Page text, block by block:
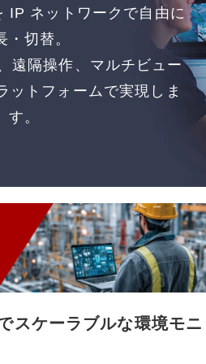
IP ネットワークで自由に
・切替。
遠隔操作、マルチビュー
ットフォームで実現しま
す。
スケーラブルな環境モニ